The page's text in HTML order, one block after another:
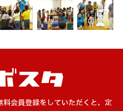
料会員登録をしていただくと、定